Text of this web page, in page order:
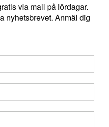
via mail på lördagar.
nyhetsbrevet. Anmäl dig